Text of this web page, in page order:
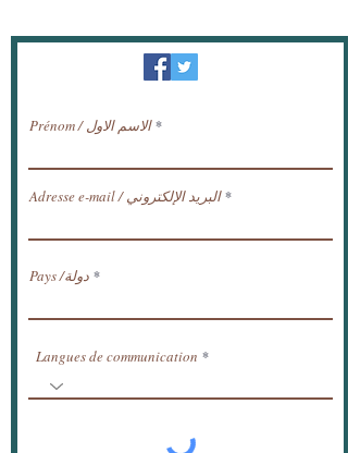
النشرة الإخبارية / تلقي الأخبار عبر البريد
Prénom / الاسم الاول
Adresse e-mail / البريد الإلكتروني
Pays /دولة
Langues de communication